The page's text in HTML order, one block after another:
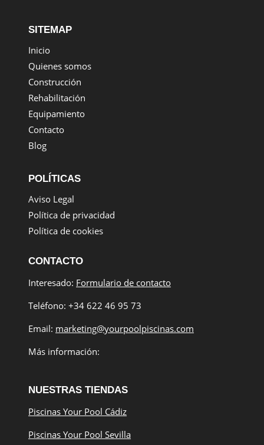
SITEMAP
Inicio
Quienes somos
Construcción
Rehabilitación
Equipamiento
Contacto
Blog
POLÍTICAS
Aviso Legal
Política de privacidad
Política de cookies
CONTACTO
Interesado: Formulario de contacto
Teléfono: +34 622 46 95 73
Email: marketing@yourpoolpiscinas.com
Más información:
NUESTRAS TIENDAS
Piscinas Your Pool Cádiz
Piscinas Your Pool Sevilla